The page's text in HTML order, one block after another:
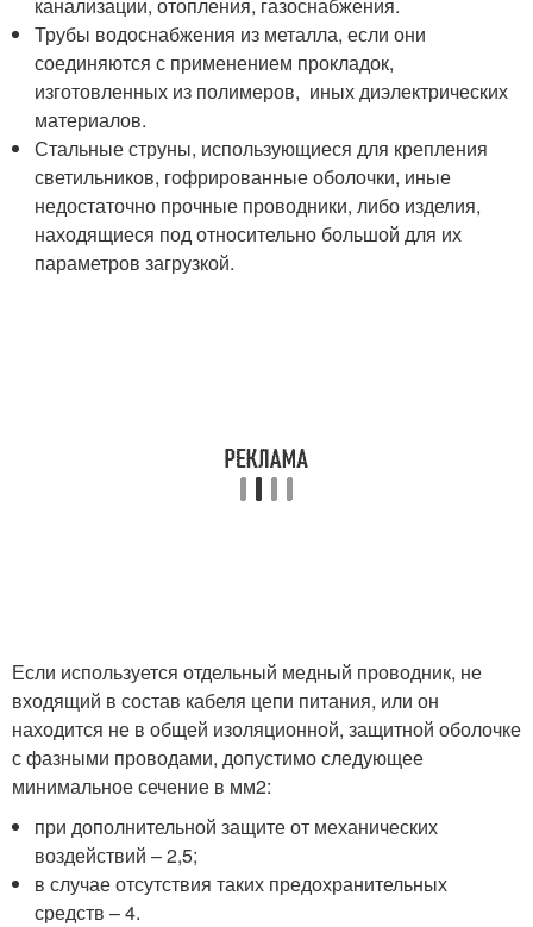
Трубы водоснабжения из металла, если они
соединяются с применением прокладок,
изготовленных из полимеров, иных диэлектрических
материалов.
Стальные струны, использующиеся для крепления
светильников, гофрированные оболочки, иные
недостаточно прочные проводники, либо изделия,
находящиеся под относительно большой для их
параметров загрузкой.
Если используется отдельный медный проводник, не
входящий в состав кабеля цепи питания, или он
находится не в общей изоляционной, защитной оболочке
с фазными проводами, допустимо следующее
минимальное сечение в мм2:
при дополнительной защите от механических
воздействий – 2,5;
в случае отсутствия таких предохранительных
средств – 4.